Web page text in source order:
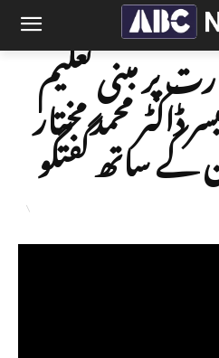
پر مبنی تعلیم
محمد مختار
کے ساتھ گفتگو